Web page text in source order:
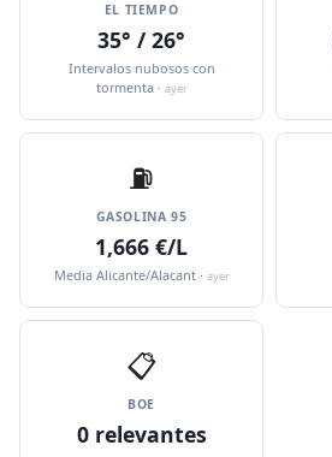
EL TIEMPO
35° / 26°
Intervalos nubosos con
tormenta · ayer
⛽️
GASOLINA 95
1,666 €/L
Media Alicante/Alacant · ayer
📋
BOE
0 relevantes